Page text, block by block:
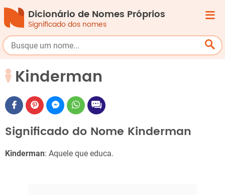
Dicionário de Nomes Próprios
Significado dos nomes
Kinderman
Significado do Nome Kinderman
Kinderman: Aquele que educa.